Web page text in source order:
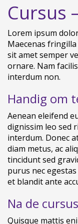
Cursus
Lorem ipsum
Maecenas
sit amet semper
ornare. Nam
interdum non.
Handig om
Aenean eleifend
dignissim leo sed
interdum. Donec
diam metus, ac
tincidunt sed
purus nec
et blandit ante
Na de cursus
Quisque mattis